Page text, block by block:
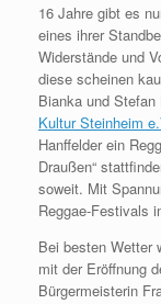
16 Jahre gibt es
eines ihrer
Widerstände und
diese scheinen
Bianka und Stefan
Kultur Steinheim
Hanffelder ein
Draußen“
soweit. Mit
Reggae-Festivals
Bei besten Wetter
mit der Eröffnung
Bürgermeisterin